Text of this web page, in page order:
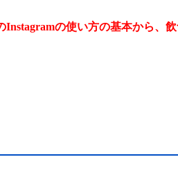
Instagramの使い方の基本から、